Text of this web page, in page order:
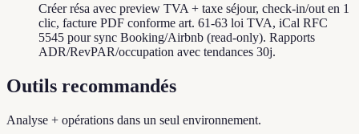
Créer résa avec preview TVA + taxe séjour, check-in/out en 1
clic, facture PDF conforme art. 61-63 loi TVA, iCal RFC
5545 pour sync Booking/Airbnb (read-only). Rapports
ADR/RevPAR/occupation avec tendances 30j.
Outils recommandés
Analyse + opérations dans un seul environnement.